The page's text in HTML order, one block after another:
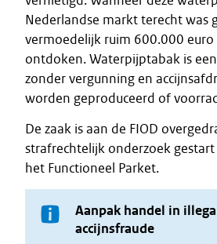
Nederlandse markt terecht was
vermoedelijk ruim 600.000 euro
ontdoken. Waterpijptabak is
zonder vergunning en
worden geproduceerd of
De zaak is aan de FIOD
strafrechtelijk onderzoek
het Functioneel Parket.
Aanpak handel in
accijnsfraude